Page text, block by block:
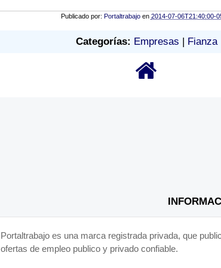
Publicado por: Portaltrabajo en 2014-07-06T21:40:00-
Categorías: Empresas Fianza
Portaltrabajo es una marca registrada privada, que
ofertas de empleo publico y privado confiable.